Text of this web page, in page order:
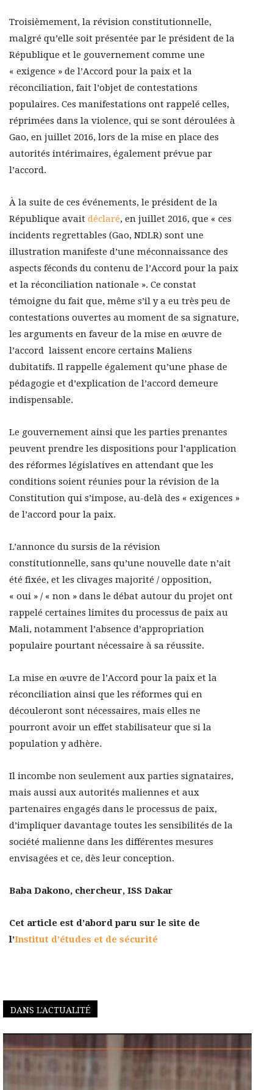
Troisièmement, la révision constitutionnelle,
malgré qu’elle soit présentée par le président de la
République et le gouvernement comme une
« exigence » de l’Accord pour la paix et la
réconciliation, fait l’objet de contestations
populaires. Ces manifestations ont rappelé celles,
réprimées dans la violence, qui se sont déroulées à
Gao, en juillet 2016, lors de la mise en place des
autorités intérimaires, également prévue par
l’accord.
À la suite de ces événements, le président de la
République avait déclaré, en juillet 2016, que « ces
incidents regrettables (Gao, NDLR) sont une
illustration manifeste d’une méconnaissance des
aspects féconds du contenu de l’Accord pour la paix
et la réconciliation nationale ». Ce constat
témoigne du fait que, même s’il y a eu très peu de
contestations ouvertes au moment de sa signature,
les arguments en faveur de la mise en œuvre de
l’accord laissent encore certains Maliens
dubitatifs. Il rappelle également qu’une phase de
pédagogie et d’explication de l’accord demeure
indispensable.
Le gouvernement ainsi que les parties prenantes
peuvent prendre les dispositions pour l’application
des réformes législatives en attendant que les
conditions soient réunies pour la révision de la
Constitution qui s’impose, au-delà des « exigences »
de l’accord pour la paix.
L’annonce du sursis de la révision
constitutionnelle, sans qu’une nouvelle date n’ait
été fixée, et les clivages majorité / opposition,
« oui » / « non » dans le débat autour du projet ont
rappelé certaines limites du processus de paix au
Mali, notamment l’absence d’appropriation
populaire pourtant nécessaire à sa réussite.
La mise en œuvre de l’Accord pour la paix et la
réconciliation ainsi que les réformes qui en
découleront sont nécessaires, mais elles ne
pourront avoir un effet stabilisateur que si la
population y adhère.
Il incombe non seulement aux parties signataires,
mais aussi aux autorités maliennes et aux
partenaires engagés dans le processus de paix,
d’impliquer davantage toutes les sensibilités de la
société malienne dans les différentes mesures
envisagées et ce, dès leur conception.
Baba Dakono, chercheur, ISS Dakar
Cet article est d’abord paru sur le site de
l’Institut d’études et de sécurité
DANS L'ACTUALITÉ